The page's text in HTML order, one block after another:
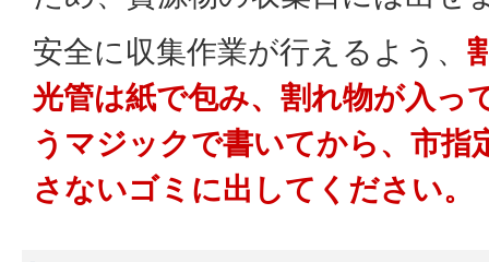
安全に収集作業が行えるよう、
光管は紙で包み、割れ物が入っ
うマジックで書いてから、市指
さないゴミに出してください。